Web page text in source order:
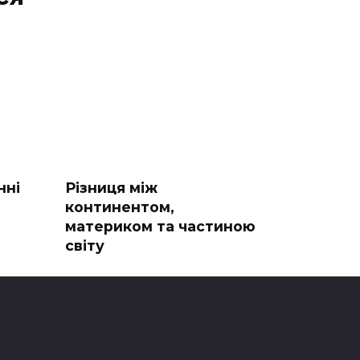
Різниця між
континентом,
материком та частиною
світу